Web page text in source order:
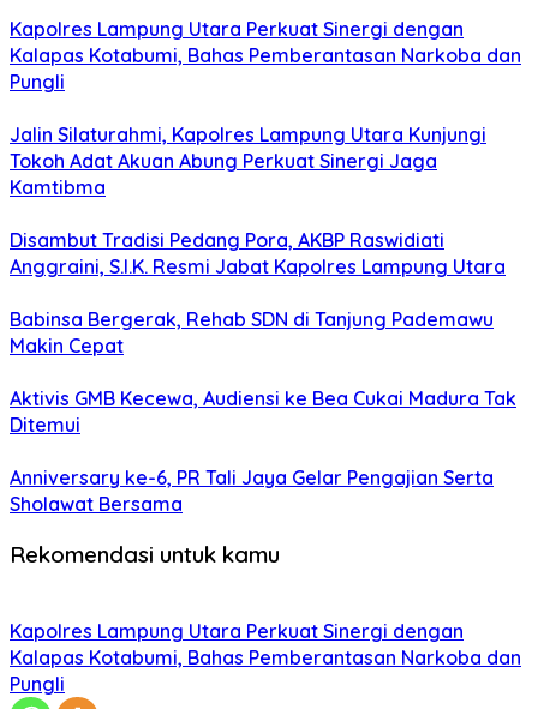
Kapolres Lampung Utara Perkuat Sinergi dengan
Kalapas Kotabumi, Bahas Pemberantasan Narkoba dan
Pungli
Jalin Silaturahmi, Kapolres Lampung Utara Kunjungi
Tokoh Adat Akuan Abung Perkuat Sinergi Jaga
Kamtibma
Disambut Tradisi Pedang Pora, AKBP Raswidiati
Anggraini, S.I.K. Resmi Jabat Kapolres Lampung Utara
Babinsa Bergerak, Rehab SDN di Tanjung Pademawu
Makin Cepat
Aktivis GMB Kecewa, Audiensi ke Bea Cukai Madura Tak
Ditemui
Anniversary ke-6, PR Tali Jaya Gelar Pengajian Serta
Sholawat Bersama
Rekomendasi untuk kamu
Kapolres Lampung Utara Perkuat Sinergi dengan
Kalapas Kotabumi, Bahas Pemberantasan Narkoba dan
Pungli